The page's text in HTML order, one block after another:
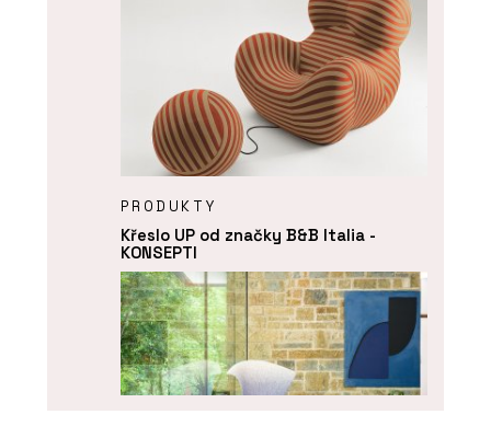
PRODUKTY
Křeslo UP od značky B&B Italia -
KONSEPTI